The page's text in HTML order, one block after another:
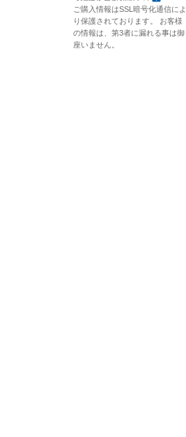
ご購入情報はSSL暗号化通信によ
り保護されております。 お客様
の情報は、第3者に漏れる事は御
座いません。